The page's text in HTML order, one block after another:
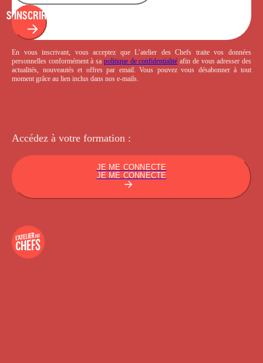
S'INSCRIRE
En vous inscrivant, vous acceptez que L’atelier des Chefs traite vos données
personnelles conformément à sa politique de confidentialité afin de vous adresser des
actualités, nouveautés et offres par email. Vous pouvez vous désabonner à tout
moment grâce au lien inclus dans nos e-mails.
Accédez à votre formation :
JE ME CONNECTE
JE ME CONNECTE